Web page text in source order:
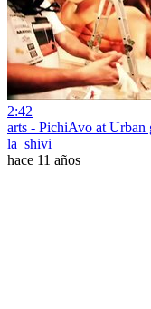
2:42
arts - PichiAvo at
la_shivi
hace 11 años